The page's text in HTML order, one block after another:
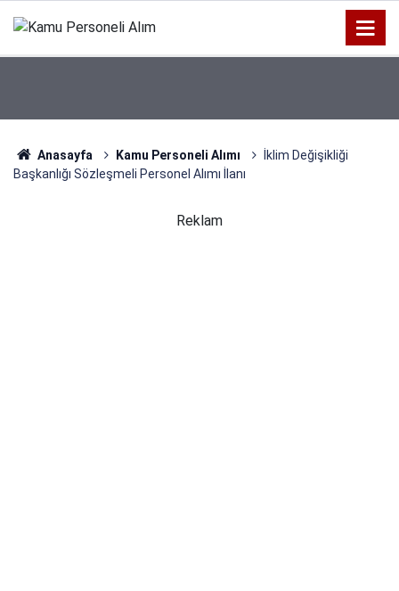
Anasayfa Kamu Personeli Alımı
İklim Değişikliği
Başkanlığı Sözleşmeli Personel Alımı İlanı
Reklam